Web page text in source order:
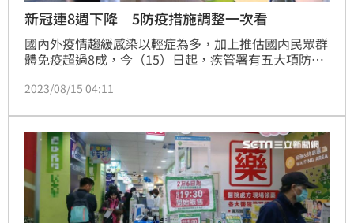
新冠連8週下降 5防疫措施調整一次看
國內外疫情趨緩感染以輕症為多，加上推估國内民眾群
體免疫超過8成，今（15）日起，疾管署有五大項防疫
等醫事機構及捐血中心、病理機構等其他醫療機構，不
症、無症狀者的自主健康管理也由10天縮短為5天，同
時取消自主健康管理期間的支持性給假措施。（記者：
簡浩正）
2023/08/15 04:11